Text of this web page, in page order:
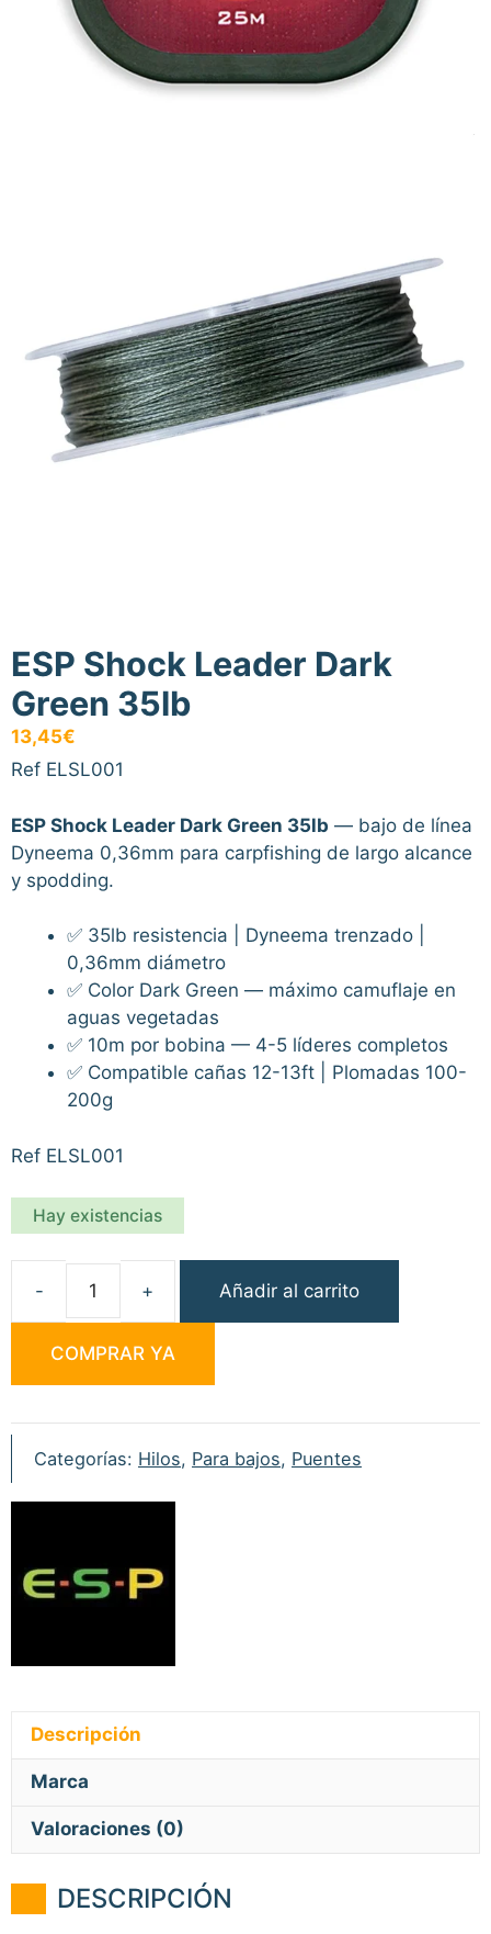
ESP Shock Leader Dark
Green 35lb
13,45€
Ref ELSL001
ESP Shock Leader Dark Green 35lb — bajo de línea
Dyneema 0,36mm para carpfishing de largo alcance
y spodding.
✅ 35lb resistencia | Dyneema trenzado |
0,36mm diámetro
✅ Color Dark Green — máximo camuflaje en
aguas vegetadas
✅ 10m por bobina — 4-5 líderes completos
✅ Compatible cañas 12-13ft | Plomadas 100-
200g
Ref ELSL001
Hay existencias
Shock
Leader
Dark
cantidad
Añadir al carrito
COMPRAR YA
Categorías: Hilos, Para bajos, Puentes
Descripción
Marca
Valoraciones (0)
DESCRIPCIÓN